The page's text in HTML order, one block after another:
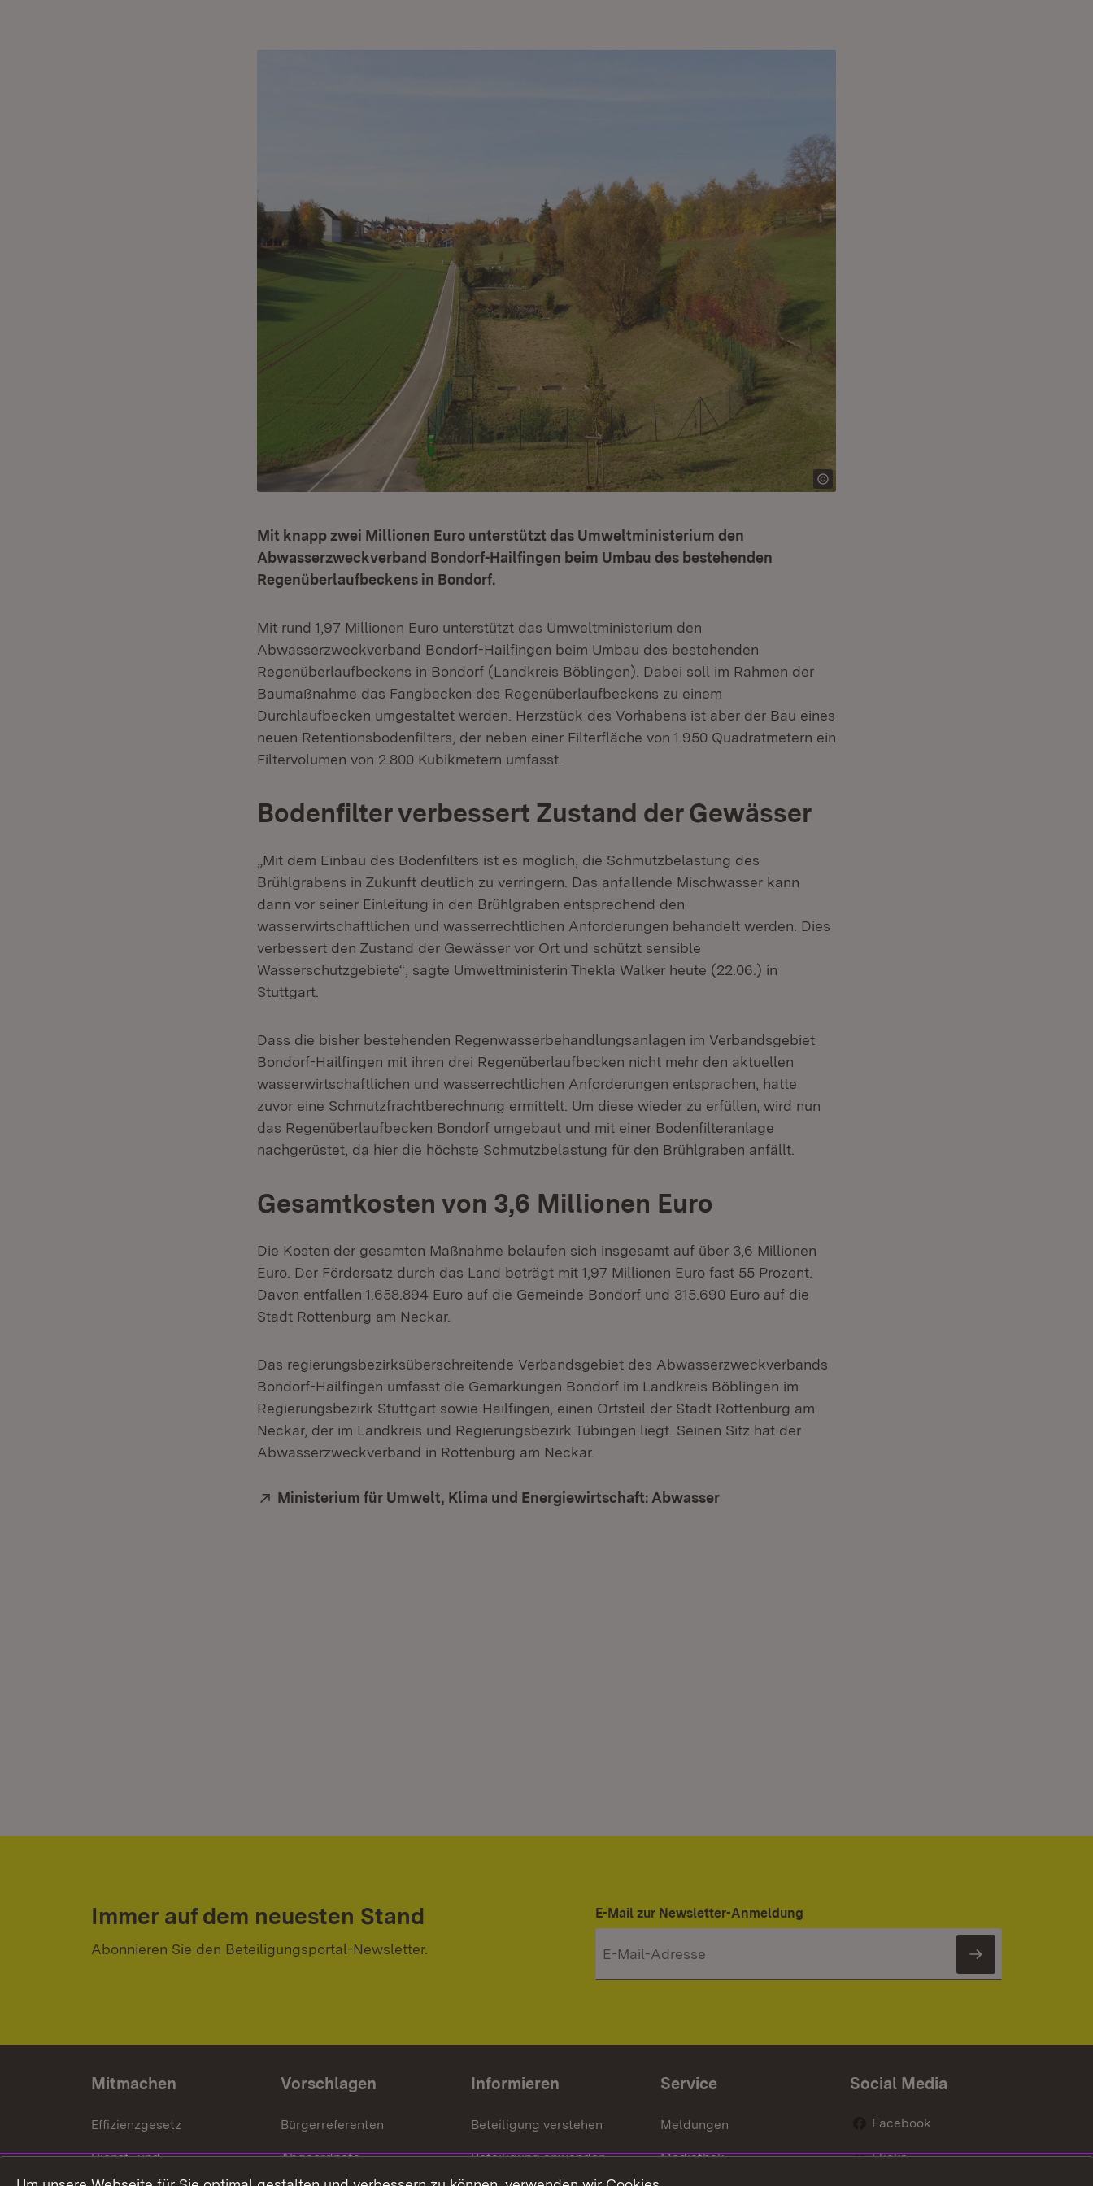
Mit knapp zwei Millionen Euro unterstützt das Umweltministerium den
Abwasserzweckverband Bondorf-Hailfingen beim Umbau des bestehenden
Regenüberlaufbeckens in Bondorf.
Mit rund 1,97 Millionen Euro unterstützt das Umweltministerium den
Abwasserzweckverband Bondorf-Hailfingen beim Umbau des bestehenden
Regenüberlaufbeckens in Bondorf (Landkreis Böblingen). Dabei soll im Rahmen der
Baumaßnahme das Fangbecken des Regenüberlaufbeckens zu einem
Durchlaufbecken umgestaltet werden. Herzstück des Vorhabens ist aber der Bau eines
neuen Retentionsbodenfilters, der neben einer Filterfläche von 1.950 Quadratmetern ein
Filtervolumen von 2.800 Kubikmetern umfasst.
Bodenfilter verbessert Zustand der Gewässer
„Mit dem Einbau des Bodenfilters ist es möglich, die Schmutzbelastung des
Brühlgrabens in Zukunft deutlich zu verringern. Das anfallende Mischwasser kann
dann vor seiner Einleitung in den Brühlgraben entsprechend den
wasserwirtschaftlichen und wasserrechtlichen Anforderungen behandelt werden. Dies
verbessert den Zustand der Gewässer vor Ort und schützt sensible
Wasserschutzgebiete“, sagte Umweltministerin Thekla Walker heute (22.06.) in
Stuttgart.
Dass die bisher bestehenden Regenwasserbehandlungsanlagen im Verbandsgebiet
Bondorf-Hailfingen mit ihren drei Regenüberlaufbecken nicht mehr den aktuellen
wasserwirtschaftlichen und wasserrechtlichen Anforderungen entsprachen, hatte
zuvor eine Schmutzfrachtberechnung ermittelt. Um diese wieder zu erfüllen, wird nun
das Regenüberlaufbecken Bondorf umgebaut und mit einer Bodenfilteranlage
nachgerüstet, da hier die höchste Schmutzbelastung für den Brühlgraben anfällt.
Gesamtkosten von 3,6 Millionen Euro
Die Kosten der gesamten Maßnahme belaufen sich insgesamt auf über 3,6 Millionen
Euro. Der Fördersatz durch das Land beträgt mit 1,97 Millionen Euro fast 55 Prozent.
Davon entfallen 1.658.894 Euro auf die Gemeinde Bondorf und 315.690 Euro auf die
Stadt Rottenburg am Neckar.
Das regierungsbezirksüberschreitende Verbandsgebiet des Abwasserzweckverbands
Bondorf-Hailfingen umfasst die Gemarkungen Bondorf im Landkreis Böblingen im
Regierungsbezirk Stuttgart sowie Hailfingen, einen Ortsteil der Stadt Rottenburg am
Neckar, der im Landkreis und Regierungsbezirk Tübingen liegt. Seinen Sitz hat der
Abwasserzweckverband in Rottenburg am Neckar.
Extern:
Ministerium für Umwelt, Klima und Energiewirtschaft: Abwasser
Immer auf dem neuesten Stand
Abonnieren Sie den Beteiligungsportal-Newsletter.
E-Mail zur Newsletter-Anmeldung
Newsletter
Mitmachen
Effizienzgesetz
Dienst- und
Versorgungsbezüge
Vorschlagen
Bürgerreferenten
Abgeordnete
Informieren
Beteiligung verstehen
Beteiligung anwenden
Service
Meldungen
Mediathek
Social Media
Facebook
Flickr